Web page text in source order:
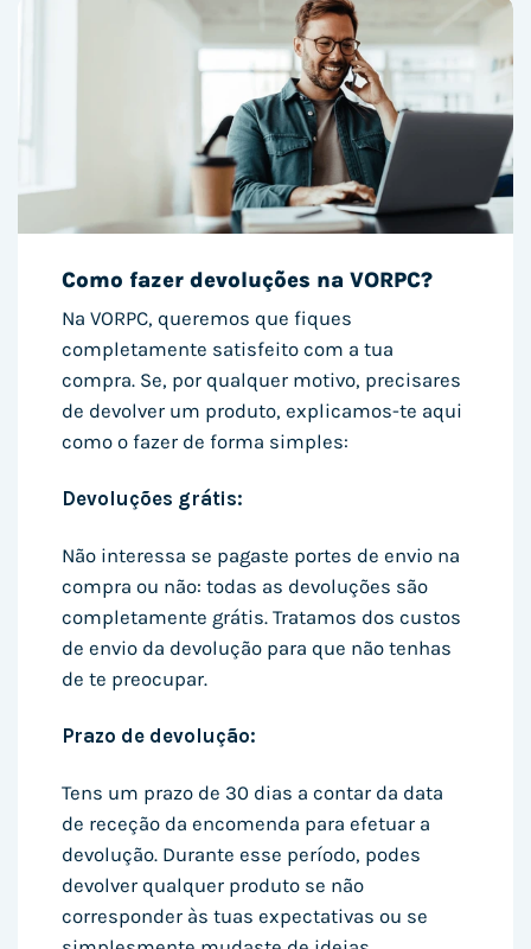
Como fazer devoluções na VORPC?
Na VORPC, queremos que fiques
completamente satisfeito com a tua
compra. Se, por qualquer motivo, precisares
de devolver um produto, explicamos-te aqui
como o fazer de forma simples:
Devoluções grátis:
Não interessa se pagaste portes de envio na
compra ou não: todas as devoluções são
completamente grátis. Tratamos dos custos
de envio da devolução para que não tenhas
de te preocupar.
Prazo de devolução:
Tens um prazo de 30 dias a contar da data
de receção da encomenda para efetuar a
devolução. Durante esse período, podes
devolver qualquer produto se não
corresponder às tuas expectativas ou se